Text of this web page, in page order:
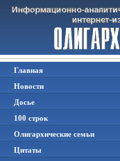
Главная
Новости
Досье
100 строк
Олигархические семьи
Цитаты